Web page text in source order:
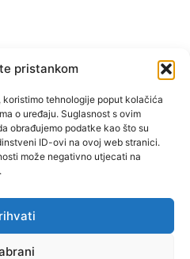
pristankom
tehnologije poput kolačića
o uređaju. Suglasnost s ovim
obrađujemo podatke kao što su
ID-ovi na ovoj web stranici.
može negativno utjecati na